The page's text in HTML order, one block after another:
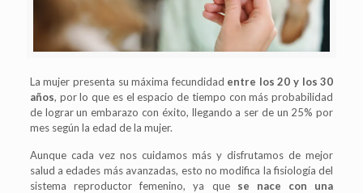
La mujer presenta su máxima fecundidad entre los 20 y los 30
años, por lo que es el espacio de tiempo con más probabilidad
de lograr un embarazo con éxito, llegando a ser de un 25% por
mes según la edad de la mujer.
Aunque cada vez nos cuidamos más y disfrutamos de mejor
salud a edades más avanzadas, esto no modifica la fisiología del
sistema reproductor femenino, ya que se nace con una